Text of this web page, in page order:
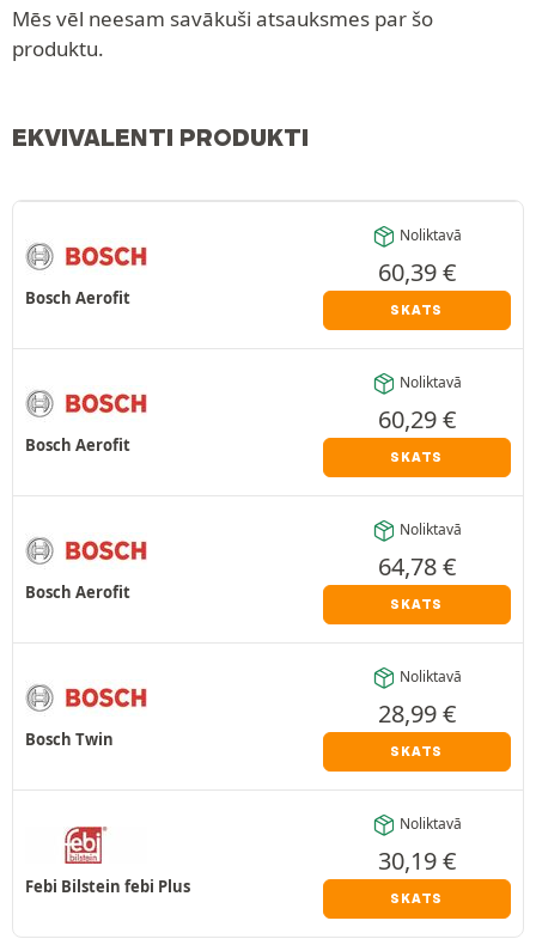
Mēs vēl neesam savākuši atsauksmes par šo
produktu.
EKVIVALENTI PRODUKTI
Bosch Aerofit
Noliktavā
60,39€
SKATS
Bosch Aerofit
Noliktavā
60,29€
SKATS
Bosch Aerofit
Noliktavā
64,78€
SKATS
Bosch Twin
Noliktavā
28,99€
SKATS
Febi Bilstein febi Plus
Noliktavā
30,19€
SKATS